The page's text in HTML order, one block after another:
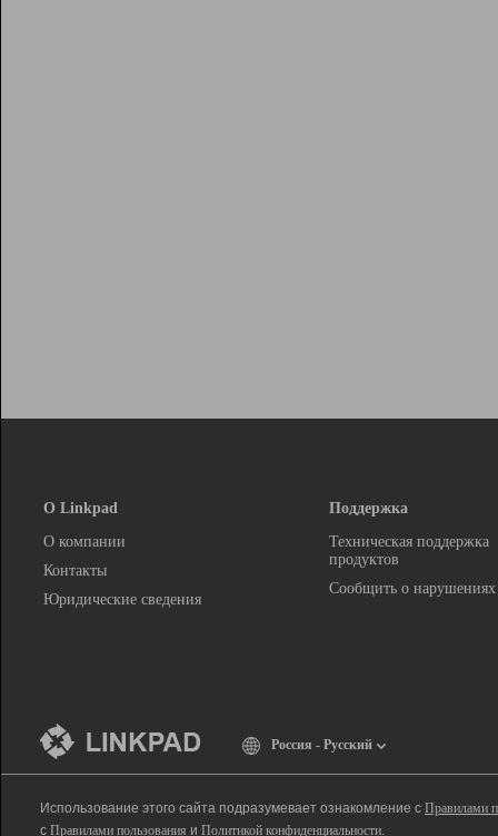
О Linkpad
О компании
Контакты
Юридические сведения
Поддержка
Техническая поддержка
продуктов
Сообщить о нарушениях
Россия - Русский
Использование этого сайта подразумевает ознакомление с Правилами
с Правилами пользования и Политикой конфиденциальности.